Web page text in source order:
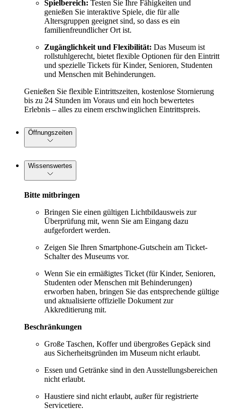
Spielbereich: Testen Sie Ihre Fähigkeiten und
genießen Sie interaktive Spiele, die für alle
Altersgruppen geeignet sind, so dass es ein
familienfreundlicher Ort ist.
Zugänglichkeit und Flexibilität: Das Museum ist
rollstuhlgerecht, bietet flexible Optionen für den Eintritt
und spezielle Tickets für Kinder, Senioren, Studenten
und Menschen mit Behinderungen.
Genießen Sie flexible Eintrittszeiten, kostenlose Stornierung
bis zu 24 Stunden im Voraus und ein hoch bewertetes
Erlebnis – alles zu einem erschwinglichen Eintrittspreis.
Öffnungszeiten
Wissenswertes
Bitte mitbringen
Bringen Sie einen gültigen Lichtbildausweis zur
Überprüfung mit, wenn Sie am Eingang dazu
aufgefordert werden.
Zeigen Sie Ihren Smartphone-Gutschein am Ticket-
Schalter des Museums vor.
Wenn Sie ein ermäßigtes Ticket (für Kinder, Senioren,
Studenten oder Menschen mit Behinderungen)
erworben haben, bringen Sie das entsprechende gültige
und aktualisierte offizielle Dokument zur
Akkreditierung mit.
Beschränkungen
Große Taschen, Koffer und übergroßes Gepäck sind
aus Sicherheitsgründen im Museum nicht erlaubt.
Essen und Getränke sind in den Ausstellungsbereichen
nicht erlaubt.
Haustiere sind nicht erlaubt, außer für registrierte
Servicetiere.